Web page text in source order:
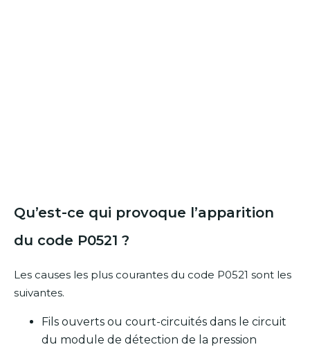
Qu’est-ce qui provoque l’apparition
du code P0521 ?
Les causes les plus courantes du code P0521 sont les
suivantes.
Fils ouverts ou court-circuités dans le circuit
du module de détection de la pression